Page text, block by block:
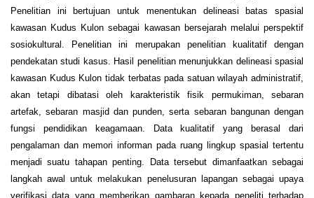
Penelitian ini bertujuan untuk menentukan delineasi batas spasial
kawasan Kudus Kulon sebagai kawasan bersejarah melalui perspektif
sosiokultural. Penelitian ini merupakan penelitian kualitatif dengan
pendekatan studi kasus. Hasil penelitian menunjukkan delineasi spasial
kawasan Kudus Kulon tidak terbatas pada satuan wilayah administratif,
akan tetapi dibatasi oleh karakteristik fisik permukiman, sebaran
artefak, sebaran masjid dan punden, serta sebaran bangunan dengan
fungsi pendidikan keagamaan. Data kualitatif yang berasal dari
pengalaman dan memori informan pada ruang lingkup spasial tertentu
menjadi suatu tahapan penting. Data tersebut dimanfaatkan sebagai
langkah awal untuk melakukan penelusuran lapangan sebagai upaya
verifikasi data yang memberikan gambaran kepada peneliti terhadap